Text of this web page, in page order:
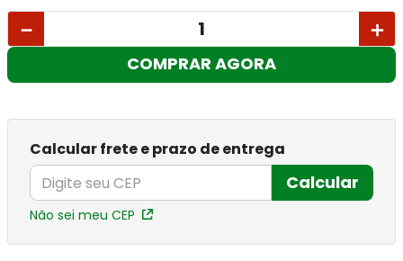
＋
－
COMPRAR AGORA
Calcular frete e prazo de entrega
Calcular
Não sei meu CEP